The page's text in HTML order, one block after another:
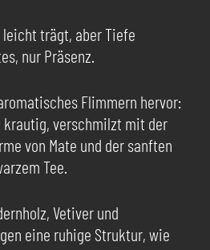
trägt, aber Tiefe
nur Präsenz.
Flimmern hervor:
verschmilzt mit der
von Mate und der sanften
Tee.
Vetiver und
eine ruhige Struktur, wie